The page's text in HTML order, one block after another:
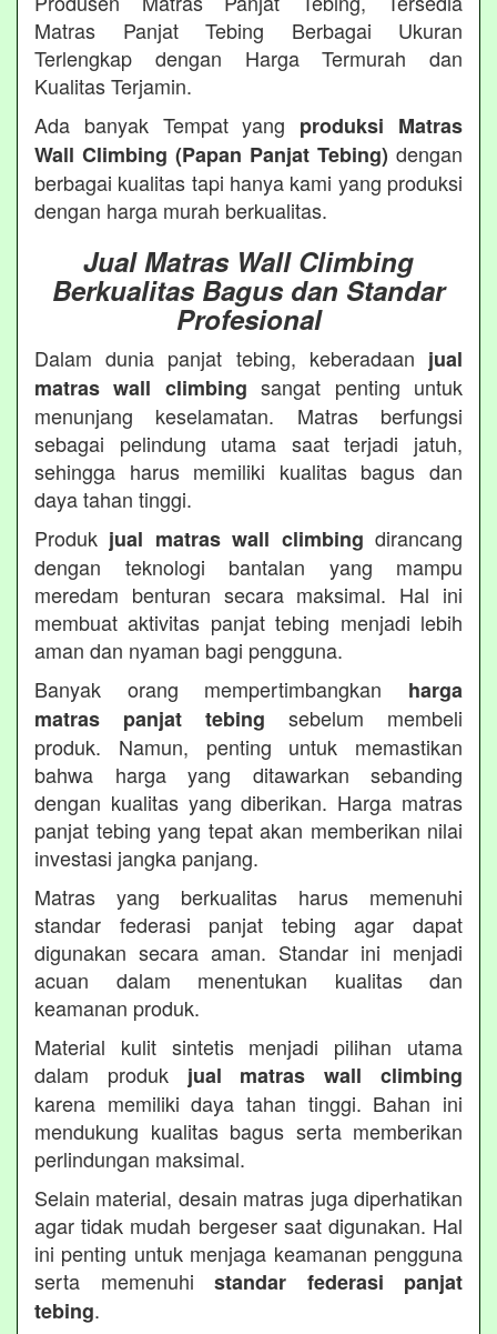
Matras Panjat Tebing Berbagai Ukuran
Terlengkap dengan Harga Termurah dan
Kualitas Terjamin.
Ada banyak Tempat yang produksi Matras
Wall Climbing (Papan Panjat Tebing) dengan
berbagai kualitas tapi hanya kami yang produksi
dengan harga murah berkualitas.
Jual Matras Wall Climbing
Berkualitas Bagus dan Standar
Profesional
Dalam dunia panjat tebing, keberadaan jual
matras wall climbing sangat penting untuk
menunjang keselamatan. Matras berfungsi
sebagai pelindung utama saat terjadi jatuh,
sehingga harus memiliki kualitas bagus dan
daya tahan tinggi.
Produk jual matras wall climbing dirancang
dengan teknologi bantalan yang mampu
meredam benturan secara maksimal. Hal ini
membuat aktivitas panjat tebing menjadi lebih
aman dan nyaman bagi pengguna.
Banyak orang mempertimbangkan harga
matras panjat tebing sebelum membeli
produk. Namun, penting untuk memastikan
bahwa harga yang ditawarkan sebanding
dengan kualitas yang diberikan. Harga matras
panjat tebing yang tepat akan memberikan nilai
investasi jangka panjang.
Matras yang berkualitas harus memenuhi
standar federasi panjat tebing agar dapat
digunakan secara aman. Standar ini menjadi
acuan dalam menentukan kualitas dan
keamanan produk.
Material kulit sintetis menjadi pilihan utama
dalam produk jual matras wall climbing
karena memiliki daya tahan tinggi. Bahan ini
mendukung kualitas bagus serta memberikan
perlindungan maksimal.
Selain material, desain matras juga diperhatikan
agar tidak mudah bergeser saat digunakan. Hal
ini penting untuk menjaga keamanan pengguna
serta memenuhi standar federasi panjat
tebing.